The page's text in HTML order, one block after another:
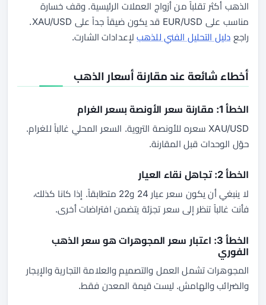
الذهب أكثر تقلباً من أزواج العملات الرئيسية. وقف خسارة
مناسب على EUR/USD قد يكون ضيقاً جداً على XAU/USD.
راجع دليل التحليل الفني للذهبلإعدادات الشارت.
أخطاء شائعة عند مقارنة أسعار الذهب
الخطأ 1: مقارنة سعر الأونصة بسعر الغرام
XAU/USD سعره للأونصة التروية. السعر المحلي غالباً للغرام.
حوّل الوحدات قبل المقارنة.
الخطأ 2: تجاهل نقاء العيار
لا ينبغي أن يكون سعر عيار 24 و22 متطابقاً. إذا كانا كذلك،
فأنت غالباً تنظر إلى سعر تجزئة يتضمن افتراضات أخرى.
الخطأ 3: اعتبار سعر المجوهرات هو سعر الذهب
الفوري
المجوهرات تشمل العمل والتصميم والعلامة التجارية والإيجار
والضرائب والهامش. ليست قيمة المعدن فقط.